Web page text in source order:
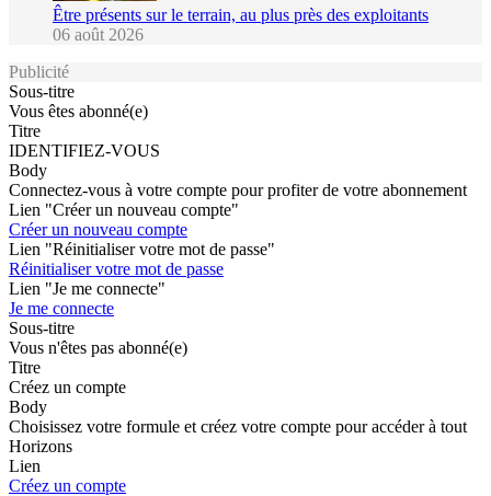
Être présents sur le terrain, au plus près des exploitants
06 août 2026
Publicité
Sous-titre
Vous êtes abonné(e)
Titre
IDENTIFIEZ-VOUS
Body
Connectez-vous à votre compte pour profiter de votre abonnement
Lien "Créer un nouveau compte"
Créer un nouveau compte
Lien "Réinitialiser votre mot de passe"
Réinitialiser votre mot de passe
Lien "Je me connecte"
Je me connecte
Sous-titre
Vous n'êtes pas abonné(e)
Titre
Créez un compte
Body
Choisissez votre formule et créez votre compte pour accéder à tout
Horizons
Lien
Créez un compte